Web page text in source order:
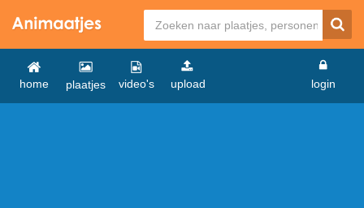
home plaatjes video's upload login